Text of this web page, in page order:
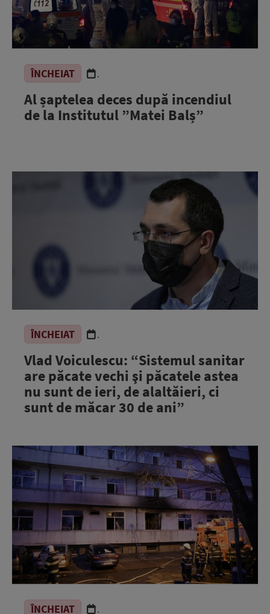
ÎNCHEIAT .
Al șaptelea deces după incendiul
de la Institutul ”Matei Balș”
ÎNCHEIAT .
Vlad Voiculescu: “Sistemul sanitar
are păcate vechi şi păcatele astea
nu sunt de ieri, de alaltăieri, ci
sunt de măcar 30 de ani”
ÎNCHEIAT .